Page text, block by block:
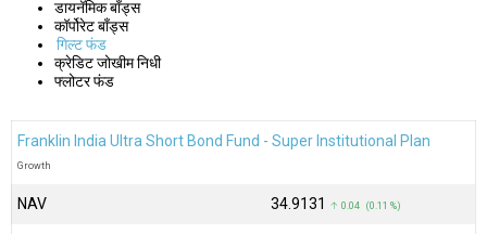
डायनॅमिक बाँड्स
कॉर्पोरेट बाँड्स
गिल्ट फंड
क्रेडिट जोखीम निधी
फ्लोटर फंड
Franklin India Ultra Short Bond Fund - Super Institutional Plan
Growth
NAV ₹34.9131 ↑ 0.04 (0.11 %)